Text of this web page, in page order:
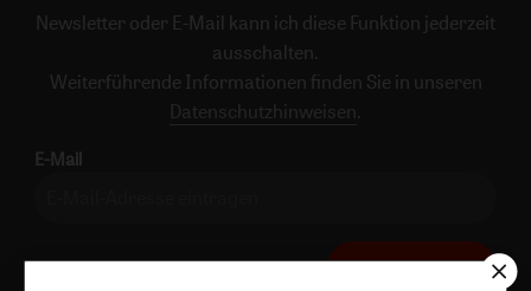
Newsletter oder E-Mail kann ich diese Funktion jederzeit
ausschalten.
Weiterführende Informationen finden Sie in unseren
Datenschutzhinweisen .
E-Mail
Jetzt anmelden